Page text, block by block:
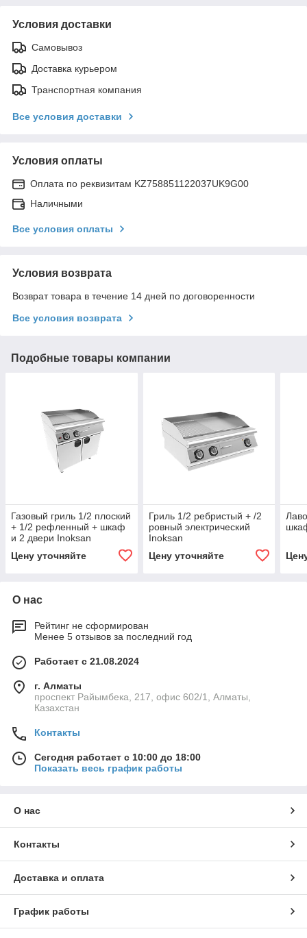
Условия доставки
Самовывоз
Доставка курьером
Транспортная компания
Все условия доставки
Условия оплаты
Оплата по реквизитам KZ758851122037UK9G00
Наличными
Все условия оплаты
Условия возврата
Возврат товара в течение 14 дней по договоренности
Все условия возврата
Подобные товары компании
Газовый гриль 1/2 плоский
+ 1/2 рефленный + шкаф
и 2 двери Inoksan
Цену уточняйте
Гриль 1/2 ребристый + /2
ровный электрический
Inoksan
Цену уточняйте
О нас
Рейтинг не сформирован
Менее 5 отзывов за последний год
Работает с 21.08.2024
г. Алматы
проспект Райымбека, 217, офис 602/1, Алматы,
Казахстан
Контакты
Сегодня работает с 10:00 до 18:00
Показать весь график работы
О нас
Контакты
Доставка и оплата
График работы